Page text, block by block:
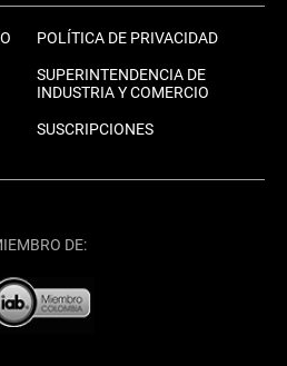
POLÍTICA DE PRIVACIDAD
SUPERINTENDENCIA DE
INDUSTRIA Y COMERCIO
SUSCRIPCIONES
DE: